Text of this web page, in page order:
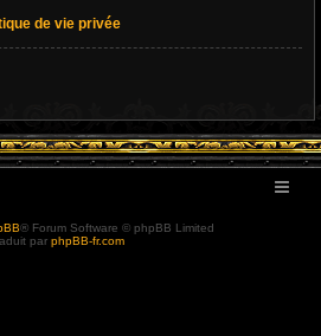
de vie privée
® Forum Software © phpBB Limited
par phpBB-fr.com